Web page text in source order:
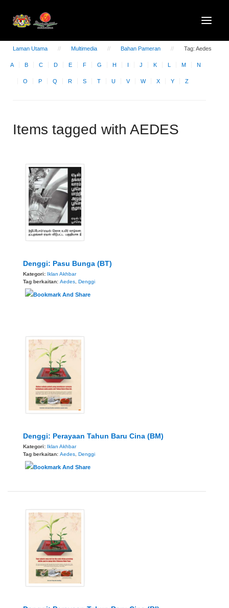
Laman Utama Multimedia Bahan Pameran Tag: Aedes
A B C D E F G H I J K L M N
O P Q R S T U V W X Y Z
Items tagged with AEDES
Denggi: Pasu Bunga (BT)
Kategori: Iklan Akhbar
Tag berkaitan: Aedes Denggi
Denggi: Perayaan Tahun Baru Cina (BM)
Kategori: Iklan Akhbar
Tag berkaitan: Aedes Denggi